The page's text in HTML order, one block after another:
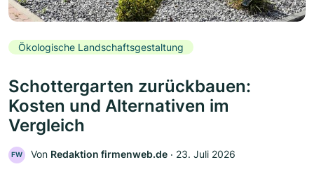
Ökologische Landschaftsgestaltung
Schottergarten zurückbauen:
Kosten und Alternativen im
Vergleich
FW Von Redaktion firmenweb.de ‧ 23. Juli 2026